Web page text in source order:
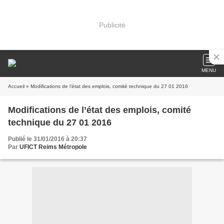
Publicité
MENU
Accueil » Modifications de l’état des emplois, comité technique du 27 01 2016
Modifications de l’état des emplois, comité
technique du 27 01 2016
Publié le 31/01/2016 à 20:37
Par UFICT Reims Métropole